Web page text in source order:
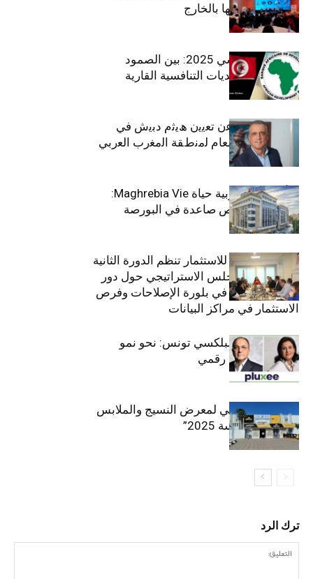
استعادة كفاءاتها بالخارج
الاقتصاد التونسي 2025: بين الصمود
الاجتماعي وتحديات التنافسية القارية
ﺗﯾﺗرا ﺑﺎك ﺗﻌﻠن ﻋن ﺗﻌﯾﯾن ھﯾﺛم دﺑﯾش ﻓﻲ
ﻣﻧﺻب اﻟﻣدﯾر اﻟﻌﺎم ﻟﻣﻧطﻘﺔ اﻟﻣﻐرب اﻟﻌرﺑﻲ
وﻏرب أﻓرﯾﻘﯾﺎ
التأمينات المغربية حياة Maghrebia Vie:
فاعل رائد بفرص صاعدة في البورصة
(+34.8%)
الهيئة التونسية للاستثمار تنظم الدورة الثانية
والعشرين للمجلس الاستراتيجي حول دور
القطاع الخاص في بلورة الإصلاحات وفرص
الاستثمار في مراكز البيانات
قيادة مزدوجة لبلكسي تونس: نحو نمو
متسارع وتحول رقمي
الافتتاح الرسمي لمعرض النسيج والملابس
“إنترتكس سوسة 2025”
ترك الرد